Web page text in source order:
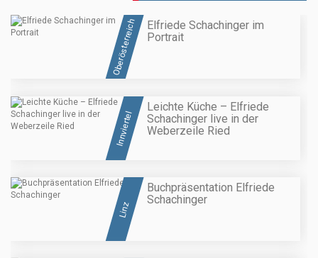
Oberösterreich
Elfriede Schachinger im
Portrait
Innviertel
Leichte Küche – Elfriede
Schachinger live in der
Weberzeile Ried
Linz
Buchpräsentation Elfriede
Schachinger